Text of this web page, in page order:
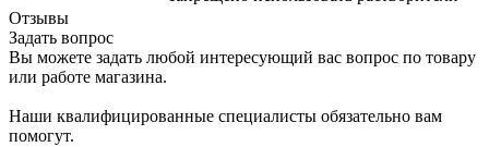
Отзывы
Задать вопрос
Вы можете задать любой интересующий вас вопрос по товару
или работе магазина.
Наши квалифицированные специалисты обязательно вам
помогут.